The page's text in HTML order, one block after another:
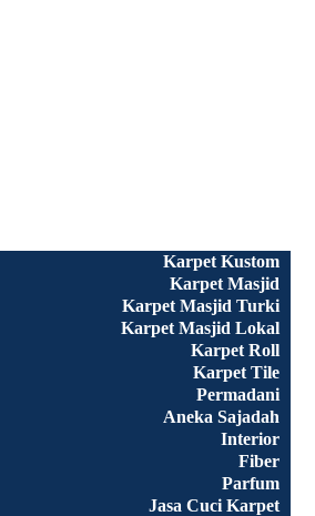
Karpet Kustom
Karpet Masjid
Karpet Masjid Turki
Karpet Masjid Lokal
Karpet Roll
Karpet Tile
Permadani
Aneka Sajadah
Interior
Fiber
Parfum
Jasa Cuci Karpet